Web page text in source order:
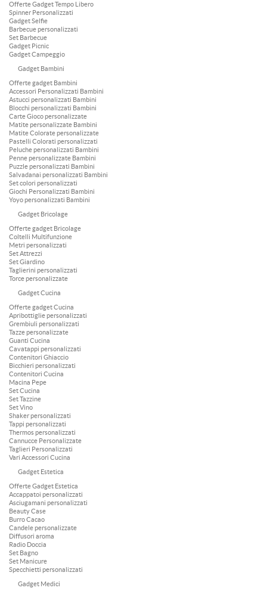
Offerte Gadget Tempo Libero
Spinner Personalizzati
Gadget Selfie
Barbecue personalizzati
Set Barbecue
Gadget Picnic
Gadget Campeggio
Gadget Bambini
Offerte gadget Bambini
Accessori Personalizzati Bambini
Astucci personalizzati Bambini
Blocchi personalizzati Bambini
Carte Gioco personalizzate
Matite personalizzate Bambini
Matite Colorate personalizzate
Pastelli Colorati personalizzati
Peluche personalizzati Bambini
Penne personalizzate Bambini
Puzzle personalizzati Bambini
Salvadanai personalizzati Bambini
Set colori personalizzati
Giochi Personalizzati Bambini
Yoyo personalizzati Bambini
Gadget Bricolage
Offerte gadget Bricolage
Coltelli Multifunzione
Metri personalizzati
Set Attrezzi
Set Giardino
Taglierini personalizzati
Torce personalizzate
Gadget Cucina
Offerte gadget Cucina
Apribottiglie personalizzati
Grembiuli personalizzati
Tazze personalizzate
Guanti Cucina
Cavatappi personalizzati
Contenitori Ghiaccio
Bicchieri personalizzati
Contenitori Cucina
Macina Pepe
Set Cucina
Set Tazzine
Set Vino
Shaker personalizzati
Tappi personalizzati
Thermos personalizzati
Cannucce Personalizzate
Taglieri Personalizzati
Vari Accessori Cucina
Gadget Estetica
Offerte Gadget Estetica
Accappatoi personalizzati
Asciugamani personalizzati
Beauty Case
Burro Cacao
Candele personalizzate
Diffusori aroma
Radio Doccia
Set Bagno
Set Manicure
Specchietti personalizzati
Gadget Medici